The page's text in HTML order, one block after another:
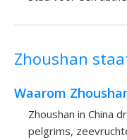
Zhoushan
Waarom
Zhoushan in China
pelgrims,